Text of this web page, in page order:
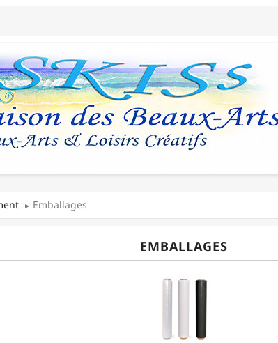
Emballages
EMBALLAGES